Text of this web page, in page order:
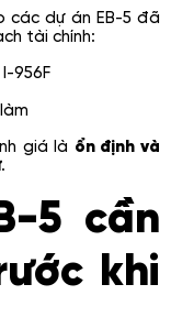
các dự án EB-5 đã
tài chính:
956F
giá là ổn định và
.
5 cần
khi